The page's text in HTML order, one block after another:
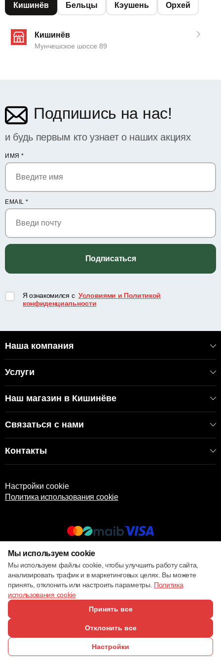
Кишинёв Бельцы Кэушень Орхей
Кишинёв
Мунчешское шоссе 89
Подпишись на нас!
и будь первым кто узнает о наших акциях
ИМЯ *
EMAIL *
Подписаться
Я ознакомился с Условиями и Политикой
конфиденциальности
Наша компания
Услуги
Наш магазин в Кишинёве
Связаться с нами
Контакты
Настройки cookie
Политика использования cookie
© 2013 – 2026 ECOM
ПОЗВОНИТЬ ИЗБРАННОЕ КАТАЛОГ СРАВНЕНИЕ ВОЙТИ
Мы используем cookie
Мы используем файлы cookie, чтобы улучшить работу сайта,
анализировать трафик и в маркетинговых целях. Вы можете
принять, отклонить или настроить параметры. Политика
использования cookie
Принять все
Отклонить все
Настройки